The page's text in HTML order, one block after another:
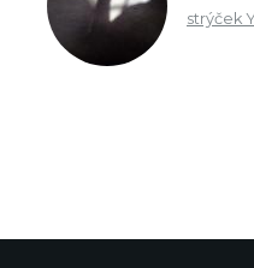
strýček